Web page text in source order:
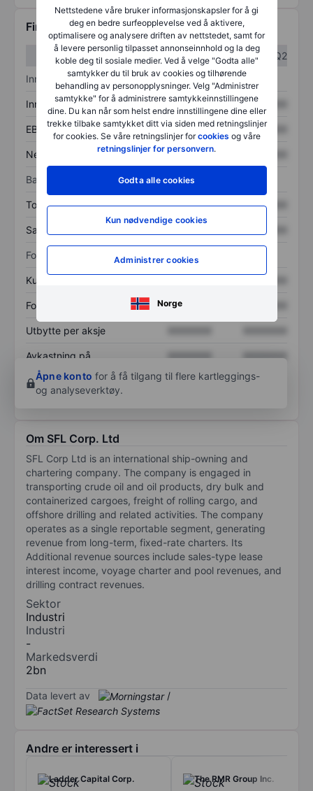
Nettstedene våre bruker informasjonskapsler for å gi
deg en bedre surfeopplevelse ved å aktivere,
optimalisere og analysere driften av nettstedet, samt for
å levere personlig tilpasset annonseinnhold og la deg
koble deg til sosiale medier. Ved å velge "Godta alle"
samtykker du til bruk av cookies og tilhørende
behandling av personopplysninger. Velg "Administrer
samtykke" for å administrere samtykkeinnstillingene
dine. Du kan når som helst endre innstillingene dine eller
trekke tilbake samtykket ditt via siden med retningslinjer
for cookies. Se våre retningslinjer forcookies og våre
retningslinjer for personvern.
Godta alle cookies
Kun nødvendige cookies
Administrer cookies
Norge
Finansiell informasjon
Q1
Q2
Inntektsoversikt
Inntekter XXXXXXX XXXXXXX
EBITDA XXXXXXX XXXXXXX
Nettoinntekt XXXXXXX
Balanse
Totale eiendeler XXXXXXX XXXXXXX
Samlet gjeld XXXXXXX
Forholdstall
Kurs/salg
Fortjeneste per aksje XXXXXXX
Utbytte per aksje
Avkastning på
egenkapital
XXXXXXX
XXXXXXX
Åpne konto for å få tilgang til flere kartleggings-
og analyseverktøy.
Om SFL Corp. Ltd
SFL Corp Ltd is an international ship-owning and
chartering company. The company is engaged in
transporting crude oil and oil products, dry bulk and
containerized cargoes, freight of rolling cargo, and
offshore drilling and related activities. The company
operates as a single reportable segment, generating
revenue from long-term, fixed-rate charters. Its
Additional revenue sources include sales-type lease
interest income, voyage charter and pool revenues, and
drilling contract revenues.
Sektor
Industri
Industri
-
Markedsverdi
2bn
Data levert av /
Andre er interessert i
Ladder Capital Corp. The RMR Group Inc.